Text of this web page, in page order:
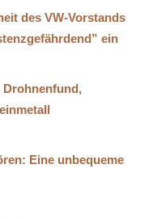
des VW-Vorstands
ein
Drohnenfund,
Eine unbequeme